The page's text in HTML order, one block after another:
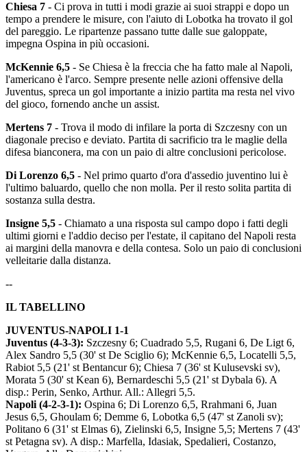
Chiesa 7 - Ci prova in tutti i modi grazie ai suoi strappi e dopo un
tempo a prendere le misure, con l'aiuto di Lobotka ha trovato il gol
del pareggio. Le ripartenze passano tutte dalle sue galoppate,
impegna Ospina in più occasioni.
McKennie 6,5 - Se Chiesa è la freccia che ha fatto male al Napoli,
l'americano è l'arco. Sempre presente nelle azioni offensive della
Juventus, spreca un gol importante a inizio partita ma resta nel vivo
del gioco, fornendo anche un assist.
Mertens 7 - Trova il modo di infilare la porta di Szczesny con un
diagonale preciso e deviato. Partita di sacrificio tra le maglie della
difesa bianconera, ma con un paio di altre conclusioni pericolose.
Di Lorenzo 6,5 - Nel primo quarto d'ora d'assedio juventino lui è
l'ultimo baluardo, quello che non molla. Per il resto solita partita di
sostanza sulla destra.
Insigne 5,5 - Chiamato a una risposta sul campo dopo i fatti degli
ultimi giorni e l'addio deciso per l'estate, il capitano del Napoli resta
ai margini della manovra e della contesa. Solo un paio di conclusioni
velleitarie dalla distanza.
--
IL TABELLINO
JUVENTUS-NAPOLI 1-1
Juventus (4-3-3): Szczesny 6; Cuadrado 5,5, Rugani 6, De Ligt 6,
Alex Sandro 5,5 (30' st De Sciglio 6); McKennie 6,5, Locatelli 5,5,
Rabiot 5,5 (21' st Bentancur 6); Chiesa 7 (36' st Kulusevski sv),
Morata 5 (30' st Kean 6), Bernardeschi 5,5 (21' st Dybala 6). A
disp.: Perin, Senko, Arthur. All.: Allegri 5,5.
Napoli (4-2-3-1): Ospina 6; Di Lorenzo 6,5, Rrahmani 6, Juan
Jesus 6,5, Ghoulam 6; Demme 6, Lobotka 6,5 (47' st Zanoli sv);
Politano 6 (31' st Elmas 6), Zielinski 6,5, Insigne 5,5; Mertens 7 (43'
st Petagna sv). A disp.: Marfella, Idasiak, Spedalieri, Costanzo,